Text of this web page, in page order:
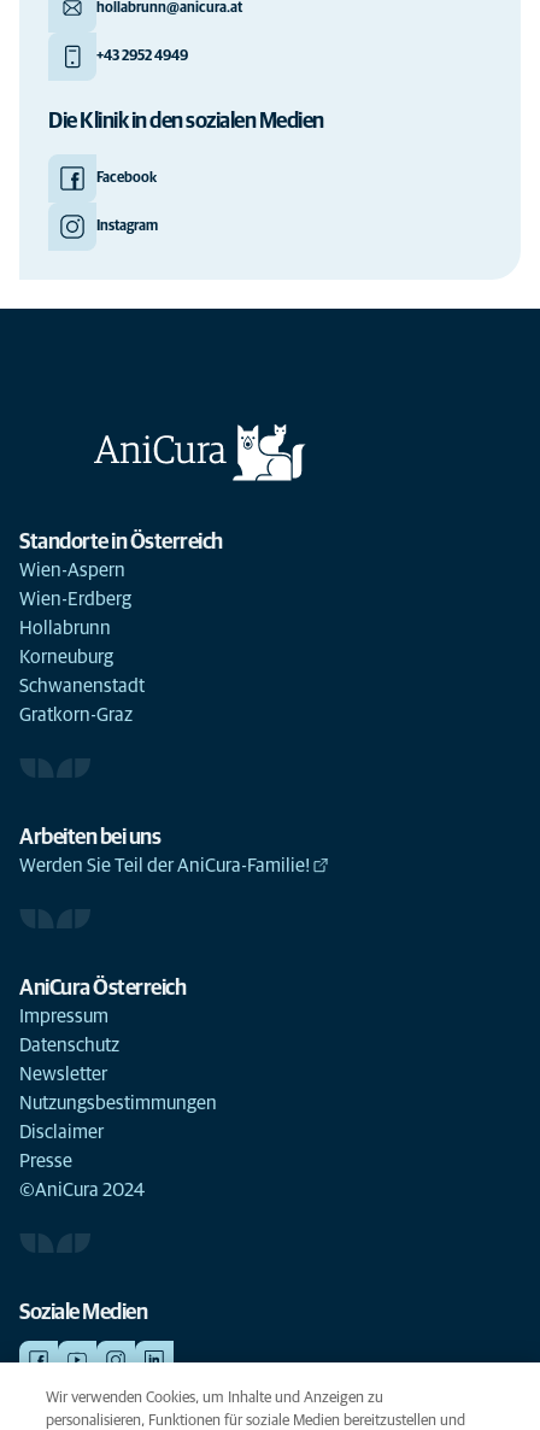
hollabrunn@anicura.at
+43 2952 4949
Die Klinik in den sozialen Medien
Facebook
Instagram
Standorte in Österreich
Wien-Aspern
Wien-Erdberg
Hollabrunn
Korneuburg
Schwanenstadt
Gratkorn-Graz
Arbeiten bei uns
Werden Sie Teil der AniCura-Familie!
AniCura Österreich
Impressum
Datenschutz
Newsletter
Nutzungsbestimmungen
Disclaimer
Presse
©AniCura 2024
Soziale Medien
Wir verwenden Cookies, um Inhalte und Anzeigen zu
personalisieren, Funktionen für soziale Medien bereitzustellen und